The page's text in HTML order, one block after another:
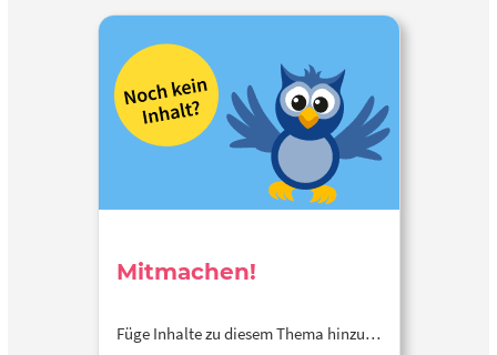
Mitmachen!
Füge Inhalte zu diesem Thema hinzu…